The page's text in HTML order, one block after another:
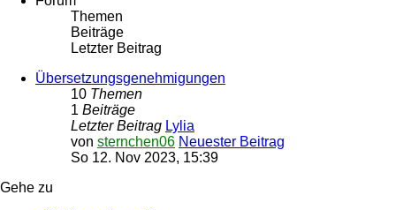
Themen
Beiträge
Letzter Beitrag
Übersetzungsgenehmigungen
10 Themen
1 Beiträge
Letzter Beitrag Lylia
von sternchen06 Neuester Beitrag
So 12. Nov 2023, 15:39
Gehe zu